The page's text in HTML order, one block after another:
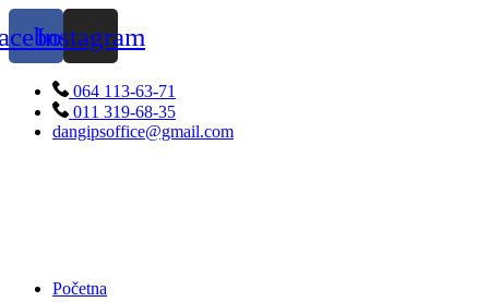
Skip
to
content
Instagram
064 113-63-71
011 319-68-35
dangipsoffice@gmail.com
Početna